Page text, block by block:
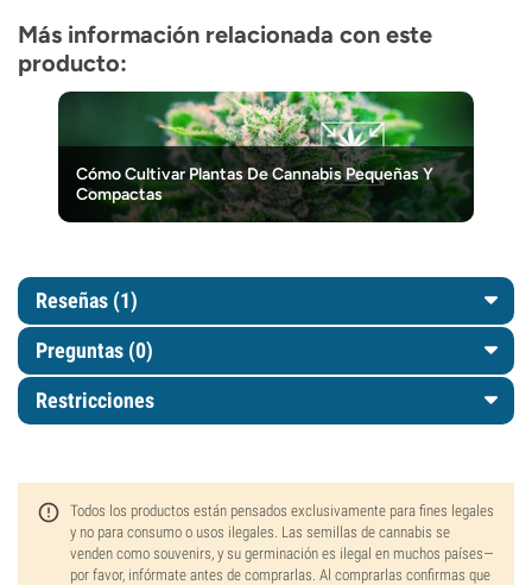
Más información relacionada con este
producto:
Cómo Cultivar Plantas De Cannabis Pequeñas Y
Compactas
Reseñas (1)
Preguntas (0)
Restricciones
Todos los productos están pensados exclusivamente para fines legales
y no para consumo o usos ilegales. Las semillas de cannabis se
venden como souvenirs, y su germinación es ilegal en muchos países—
por favor, infórmate antes de comprarlas. Al comprarlas confirmas que